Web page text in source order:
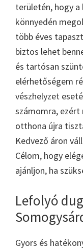
területén, hogy
könnyedén
több éves
biztos lehet
és tartósan
elérhetőségem
vészhelyzet
számomra,
otthona újra
Kedvező áron
Célom, hogy
ajánljon, ha
Lefolyó
Gyors és